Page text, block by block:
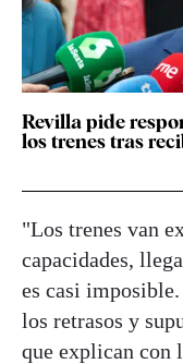
Revilla pide
los trenes tras
"Los trenes van
capacidades,
es casi
los retrasos y
que explican con